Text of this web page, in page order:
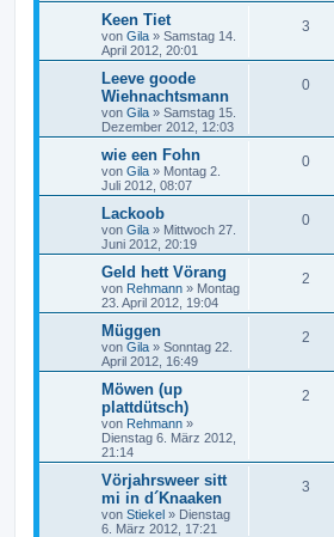
Keen Tiet
von Gila » Samstag 14.
April 2012, 20:01
3
Leeve goode
Wiehnachtsmann
von Gila » Samstag 15.
Dezember 2012, 12:03
0
wie een Fohn
von Gila » Montag 2.
Juli 2012, 08:07
0
Lackoob
von Gila » Mittwoch 27.
Juni 2012, 20:19
0
Geld hett Vörang
von Rehmann » Montag
23. April 2012, 19:04
2
Müggen
von Gila » Sonntag 22.
April 2012, 16:49
2
Möwen (up
plattdütsch)
von Rehmann »
Dienstag 6. März 2012,
21:14
2
Vörjahrsweer sitt
mi in d´Knaaken
von Stiekel » Dienstag
6. März 2012, 17:21
3